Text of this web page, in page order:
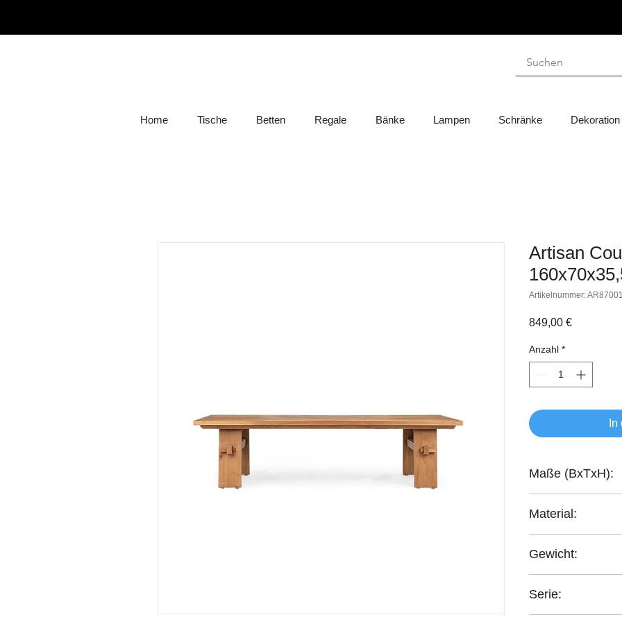
Home Tische Betten Regale Bänke Lampen Schränke Dekoration
Artisan
Artikelnummer:
849,00 €Preis
Anzahl *
Maße (BxTxH):
Material:
Gewicht:
Serie: